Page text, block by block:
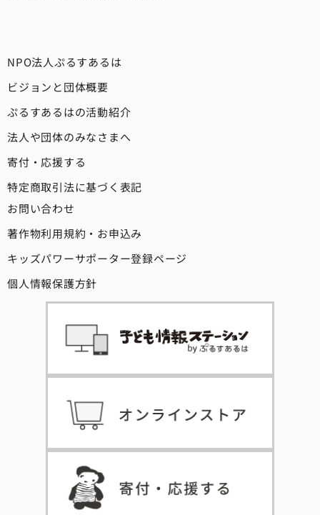
NPO法人ぷるすあるは
ビジョンと団体概要
ぷるすあるはの活動紹介
法人や団体のみなさまへ
寄付・応援する
特定商取引法に基づく表記
お問い合わせ
著作物利用規約・お申込み
キッズパワーサポーター登録ページ
個人情報保護方針